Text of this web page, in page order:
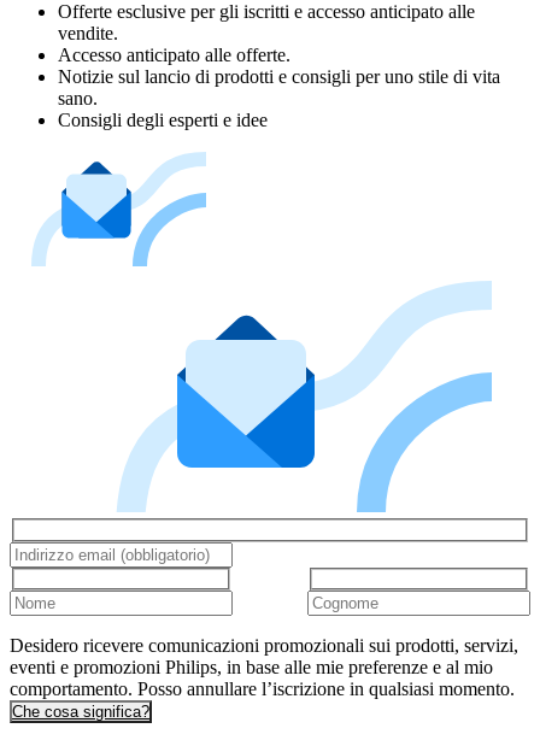
Offerte esclusive per gli iscritti e accesso anticipato alle
vendite.
Accesso anticipato alle offerte.
Notizie sul lancio di prodotti e consigli per uno stile di vita
sano.
Consigli degli esperti e idee
Desidero ricevere comunicazioni promozionali sui prodotti, servizi,
eventi e promozioni Philips, in base alle mie preferenze e al mio
comportamento. Posso annullare l’iscrizione in qualsiasi momento.
Che cosa significa?